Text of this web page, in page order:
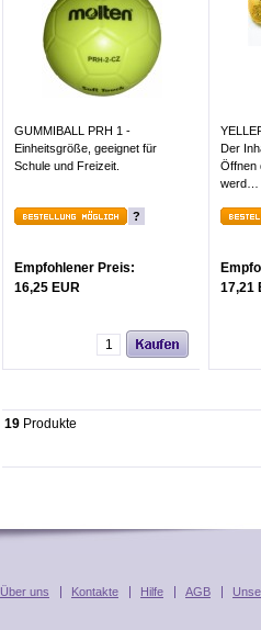
GUMMIBALL PRH 1 -
Einheitsgröße, geeignet für
Schule und Freizeit.
?
Empfohlener Preis:
16,25 EUR
Der
Öffnen
werd…
17,21
19 Produkte
Über uns Kontakte Hilfe AGB